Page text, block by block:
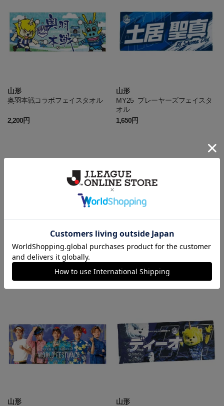
山形
奥羽本戦コラボフェイスタオル
2,200円
山形
MY25_プレーヤーズフェイスタ
オル
1,650円
山形
MY25_ニットマフラー
山形
形】フィールドタオル
1,320円
山形
山形